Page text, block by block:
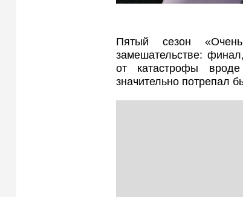
Пятый сезон
замешательстве:
от катастрофы
значительно потрепал